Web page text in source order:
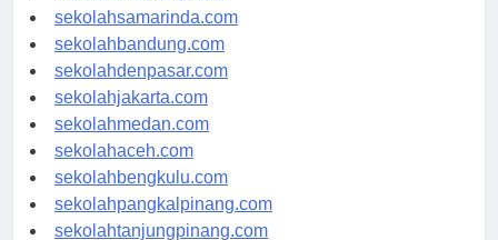
sekolahlampung.com
sekolahsamarinda.com
sekolahbandung.com
sekolahdenpasar.com
sekolahjakarta.com
sekolahmedan.com
sekolahaceh.com
sekolahbengkulu.com
sekolahpangkalpinang.com